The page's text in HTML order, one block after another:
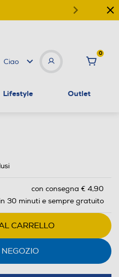
Ciao
0
Lifestyle Outlet
con consegna € 4,90
in 30 minuti e sempre gratuito
CARRELLO